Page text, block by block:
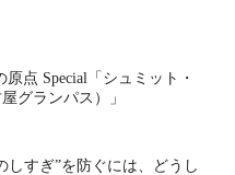
原点 Special「シュミット・
グランパス）」
しすぎ”を防ぐには、どうし